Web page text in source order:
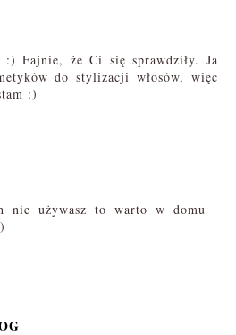
Fajnie, że Ci się sprawdziły. Ja
do stylizacji włosów, więc
:)
nie używasz to warto w domu